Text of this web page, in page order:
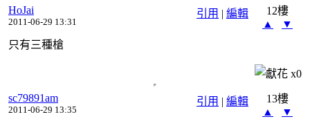
引用 | 編輯
HoJai
2011-06-29 13:31
12樓
▲
▼
只有三種槍
x0
引用 | 編輯
sc79891am
2011-06-29 13:35
13樓
▲
▼